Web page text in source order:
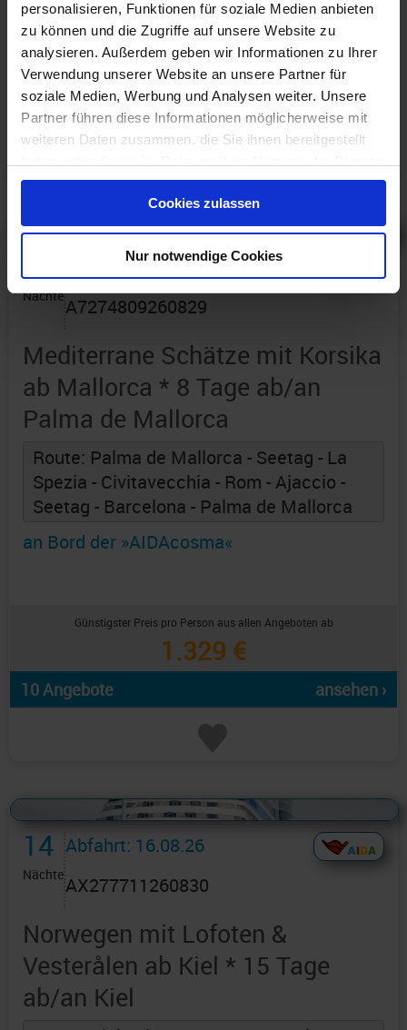
personalisieren, Funktionen für soziale Medien anbieten
zu können und die Zugriffe auf unsere Website zu
analysieren. Außerdem geben wir Informationen zu Ihrer
Verwendung unserer Website an unsere Partner für
soziale Medien, Werbung und Analysen weiter. Unsere
Partner führen diese Informationen möglicherweise mit
weiteren Daten zusammen, die Sie ihnen bereitgestellt
gesammelt haben.
Cookies zulassen
Nur notwendige Cookies
Günstigster Preis pro Person aus allen Angeboten ab
1.249 €
4 Angebote ansehen ›
Alles Bildmaterial von AIDAcruises ist ©AIDAcruises
7
Nächte
Abfahrt: 22.08.26
A7274809260829
Mediterrane Schätze mit Korsika
ab Mallorca * 8 Tage ab/an
Palma de Mallorca
Route: Palma de Mallorca - Seetag - La
Spezia - Civitavecchia - Rom - Ajaccio -
Seetag - Barcelona - Palma de Mallorca
an Bord der »AIDAcosma«
Günstigster Preis pro Person aus allen Angeboten ab
1.329 €
10 Angebote ansehen ›
Alles Bildmaterial von AIDAcruises ist © AIDAcruises
14
Nächte
Abfahrt: 16.08.26
AX277711260830
Norwegen mit Lofoten &
Vesterålen ab Kiel * 15 Tage
ab/an Kiel